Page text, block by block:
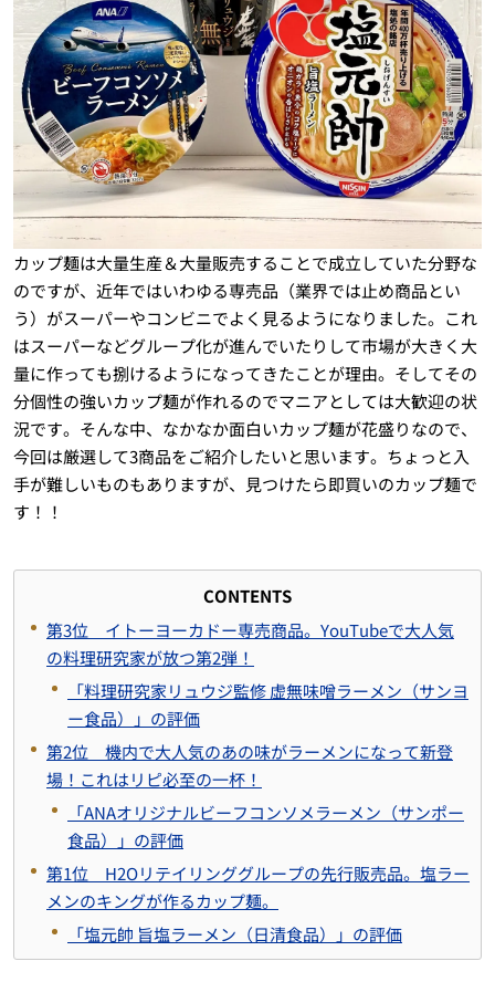
カップ麺は大量生産＆大量販売することで成立していた分野な
のですが、近年ではいわゆる専売品（業界では止め商品とい
う）がスーパーやコンビニでよく見るようになりました。これ
はスーパーなどグループ化が進んでいたりして市場が大きく大
量に作っても捌けるようになってきたことが理由。そしてその
分個性の強いカップ麺が作れるのでマニアとしては大歓迎の状
況です。そんな中、なかなか面白いカップ麺が花盛りなので、
今回は厳選して3商品をご紹介したいと思います。ちょっと入
手が難しいものもありますが、見つけたら即買いのカップ麺で
す！！
CONTENTS
第3位 イトーヨーカドー専売商品。YouTubeで大人気
の料理研究家が放つ第2弾！
「料理研究家リュウジ監修 虚無味噌ラーメン（サンヨ
ー食品）」の評価
第2位 機内で大人気のあの味がラーメンになって新登
場！これはリピ必至の一杯！
「ANAオリジナルビーフコンソメラーメン（サンポー
食品）」の評価
第1位 H2Oリテイリンググループの先行販売品。塩ラー
メンのキングが作るカップ麺。
「塩元帥 旨塩ラーメン（日清食品）」の評価